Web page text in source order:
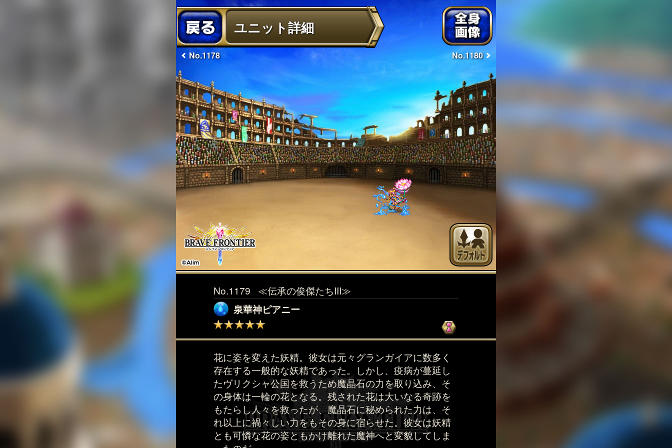
ユニット詳細
No.1178 No.1180
No.1179 ≪伝承の俊傑たちIII≫
泉華神ピアニー
花に姿を変えた妖精。彼女は元々グランガイアに数多く
存在する一般的な妖精であった。しかし、疫病が蔓延し
たヴリクシャ公国を救うため魔晶石の力を取り込み、そ
の身体は一輪の花となる。残された花は大いなる奇跡を
もたらし人々を救ったが、魔晶石に秘められた力は、そ
れ以上に禍々しい力をもその身に宿らせた。彼女は妖精
とも可憐な花の姿ともかけ離れた魔神へと変貌してしま